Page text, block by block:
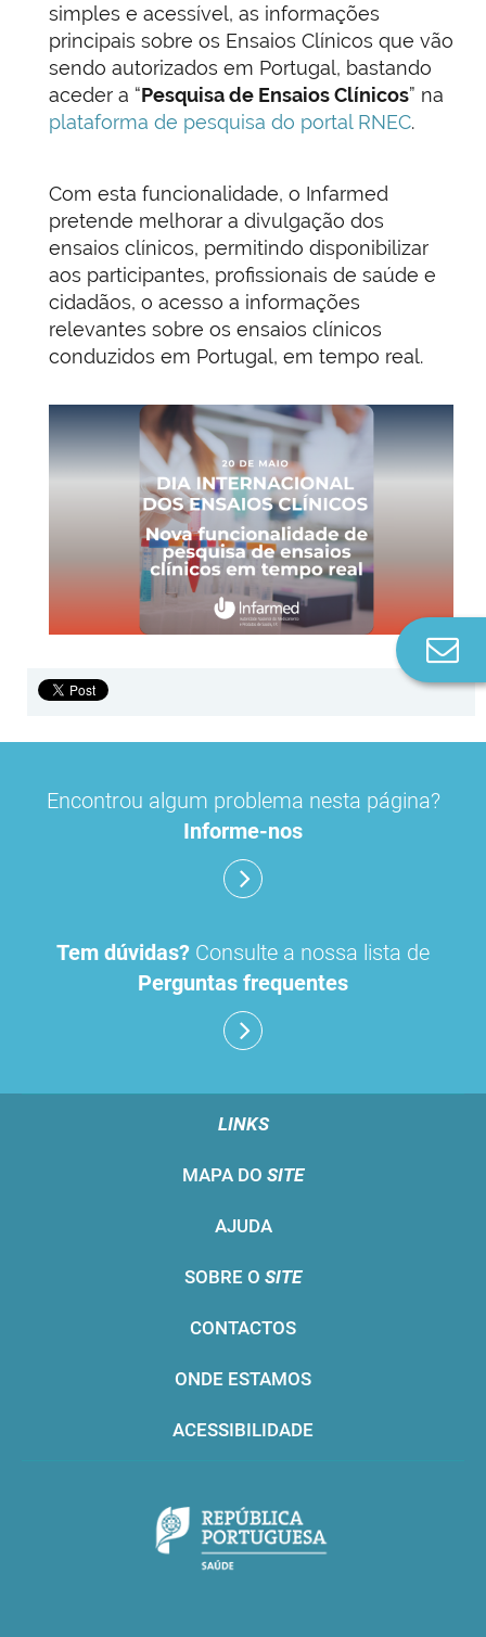
simples e acessível, as informações
principais sobre os Ensaios Clínicos que vão
sendo autorizados em Portugal, bastando
aceder a “Pesquisa de Ensaios Clínicos” na
plataforma de pesquisa do portal RNEC.
Com esta funcionalidade, o Infarmed
pretende melhorar a divulgação dos
ensaios clínicos, permitindo disponibilizar
aos participantes, profissionais de saúde e
cidadãos, o acesso a informações
relevantes sobre os ensaios clínicos
conduzidos em Portugal, em tempo real.
Encontrou algum problema nesta página?
Informe-nos
Tem dúvidas? Consulte a nossa lista de
Perguntas frequentes
LINKS
MAPA DO SITE
AJUDA
SOBRE O SITE
CONTACTOS
ONDE ESTAMOS
ACESSIBILIDADE